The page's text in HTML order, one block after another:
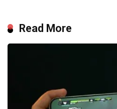
Read More